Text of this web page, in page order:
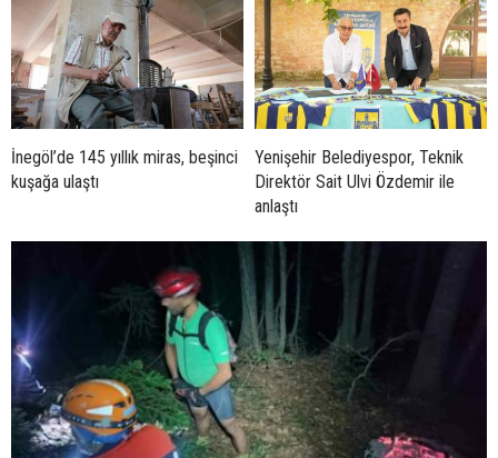
İnegöl’de 145 yıllık miras, beşinci
kuşağa ulaştı
Yenişehir Belediyespor, Teknik
Direktör Sait Ulvi Özdemir ile
anlaştı